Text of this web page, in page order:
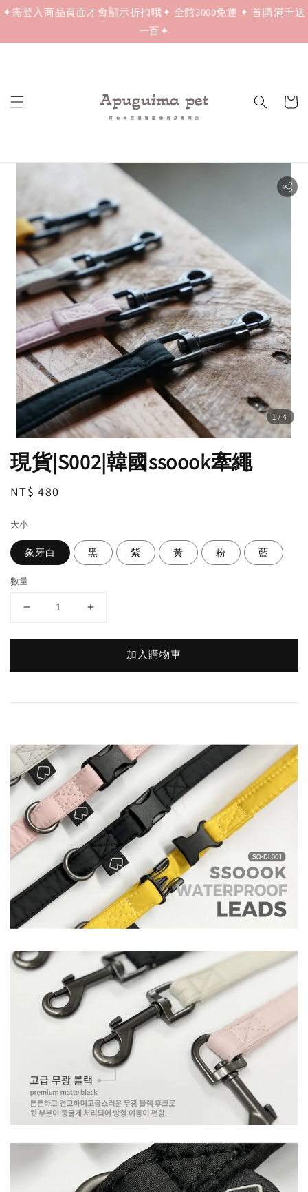
✦需登入商品頁面才會顯示折扣哦✦ 全館3000免運 ✦ 首購滿千送
一百✦
1 /4
現貨|S002|韓國ssoook牽繩
Regular
NT$ 480
大小
象牙白 黑 紫 黃 粉 藍
數量
加入購物車